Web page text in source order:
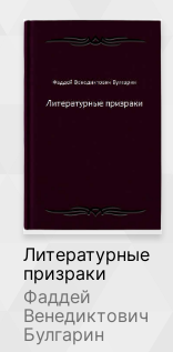
Литературные
призраки
Фаддей
Венедиктович
Булгарин